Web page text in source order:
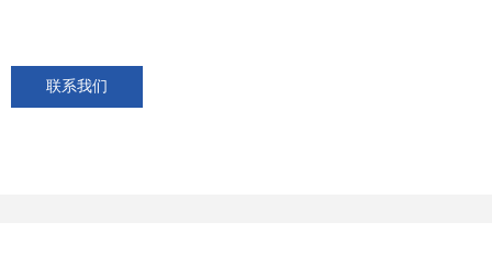
联系我们